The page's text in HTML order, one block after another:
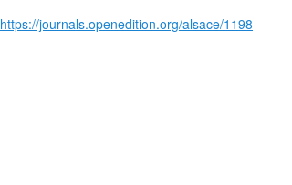
https://journals.openedition.org/alsace/1198